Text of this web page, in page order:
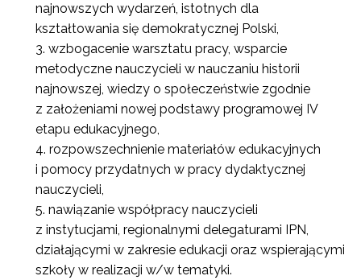
najnowszych wydarzeń, istotnych dla
kształtowania się demokratycznej Polski,
wzbogacenie warsztatu pracy, wsparcie
metodyczne nauczycieli w nauczaniu historii
najnowszej, wiedzy o społeczeństwie zgodnie
z założeniami nowej podstawy programowej IV
etapu edukacyjnego,
rozpowszechnienie materiałów edukacyjnych
i pomocy przydatnych w pracy dydaktycznej
nauczycieli,
nawiązanie współpracy nauczycieli
z instytucjami, regionalnymi delegaturami IPN,
działającymi w zakresie edukacji oraz wspierającymi
szkoły w realizacji w/w tematyki.